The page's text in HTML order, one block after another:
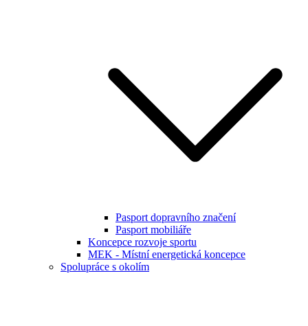
Pasport dopravního značení
Pasport mobiliáře
Koncepce rozvoje sportu
MEK - Místní energetická koncepce
Spolupráce s okolím